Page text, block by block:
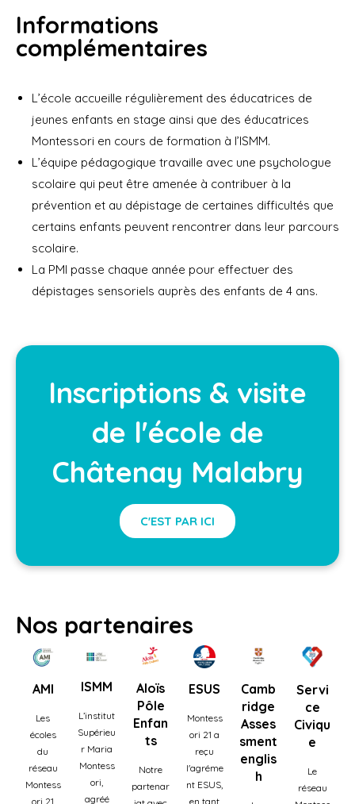
Informations
complémentaires
L’école accueille régulièrement des éducatrices de
jeunes enfants en stage ainsi que des éducatrices
Montessori en cours de formation à l’ISMM.
L’équipe pédagogique travaille avec une psychologue
scolaire qui peut être amenée à contribuer à la
prévention et au dépistage de certaines difficultés que
certains enfants peuvent rencontrer dans leur parcours
scolaire.
La PMI passe chaque année pour effectuer des
dépistages sensoriels auprès des enfants de 4 ans.
Inscriptions & visite
de l'école de
Châtenay Malabry
C'EST PAR ICI
Nos partenaires
AMI
Les
écoles
du
réseau
Montess
ori 21
ISMM
L’institut
Supérieu
r Maria
Montess
ori,
agréé
Aloïs
Pôle
Enfan
ts
Notre
partenar
ESUS
Montess
ori 21 a
reçu
l'agréme
nt ESUS,
en tant
Camb
ridge
Asses
sment
englis
h
Servi
ce
Civiqu
e
Le
réseau